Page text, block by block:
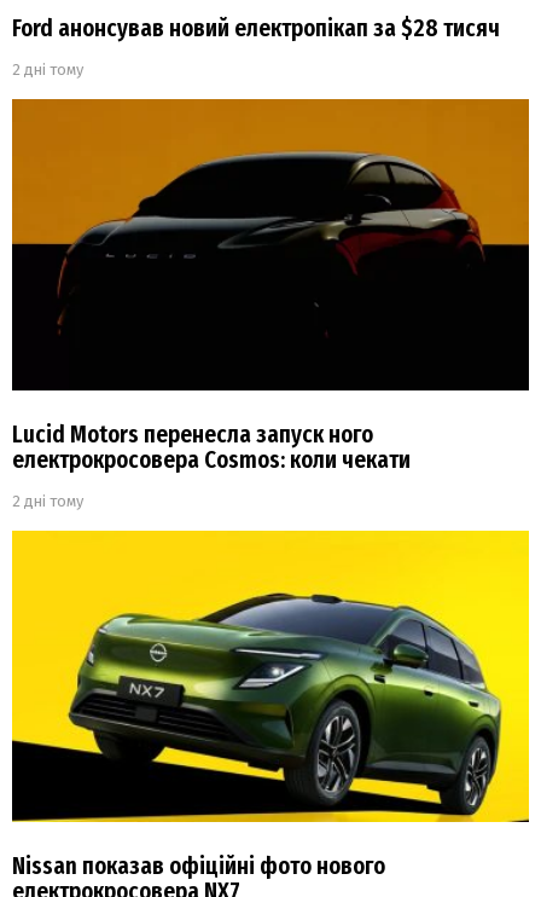
Ford анонсував новий електропікап за $28 тисяч
2 дні тому
Lucid Motors перенесла запуск ного
електрокросовера Cosmos: коли чекати
2 дні тому
Nissan показав офіційні фото нового